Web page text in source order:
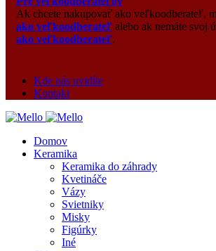
Ak chcete nakupovať ako veľkoodberateľ,
ako veľkoodberateľ alebo ak nemáte svoj
ako veľkoodberateľ.
Kde nás uvidíte
Kontakt
Domov
Keramika
Keramika do záhrady
Kvetináče
Vázy
Svietniky
Misky
Figúrky
Iné